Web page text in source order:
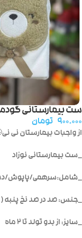
ست بیمارستانی گودمارک کد ۷۰۵
۹۰۰.۰۰۰ تومان
از واجبات بیمارستان نی
_ست بیمارستانی نوزاد
_شامل:سرهمی/پاپوش/
_جنس: صد در صد نخ
_سایز: از بدو تولد تا ۲ ماه